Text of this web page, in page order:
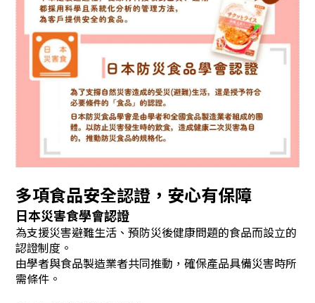
多項食品安全認證，安心有保障
日本災害食學會認證
為支援災害避難生活、預防災後健康問題的食品而設立的
認證制度。
由學者與食品製造業者共同推動，確保產品具備災害時所
需條件。